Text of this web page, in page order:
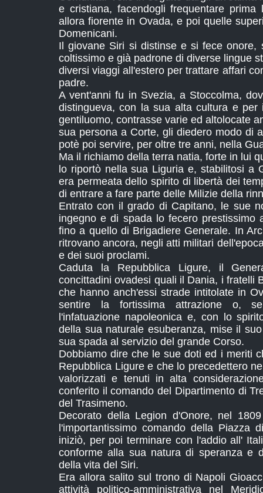
e cristiana, facendogli frequentare prima
allora fiorente in Ovada, e poi quelle
Domenicani.
Il giovane Siri si distinse e si fece onore,
coltissimo e già padrone di diverse lingue
diversi viaggi all'estero per trattare affari
padre.
A vent'anni fu in Svezia, a Stoccolma,
distingueva, con la sua alta cultura e
gentiluomo, contrasse varie ed altolocate
sua persona a Corte, gli diedero modo di
potè poi servire, per oltre tre anni, nella
Ma il richiamo della terra natia, forte in lui
lo riportò nella sua Liguria e, stabilitosi a
era permeata dello spirito di libertà dei
di entrare a fare parte delle Milizie della
Entrato con il grado di Capitano, le sue
ingegno e di spada lo fecero prestissimo
fino a quello di Brigadiere Generale. In
ritrovano ancora, negli atti militari
e dei suoi proclami.
Caduta la Repubblica Ligure, il
concittadini ovadesi quali il Dania, i fratelli
che hanno anch'essi strade intitolate in
sentire la fortissima attrazione o,
l'infatuazione napoleonica e, con lo
della sua naturale esuberanza, mise il
sua spada al servizio del grande Corso.
Dobbiamo dire che le sue doti ed i meriti
Repubblica Ligure e che lo precedettero
valorizzati e tenuti in alta
conferito il comando del Dipartimento di
del Trasimeno.
Decorato della Legion d'Onore, nel
l'importantissimo comando della
iniziò, per poi terminare con l'addio all'
conforme alla sua natura di speranza e
della vita del Siri.
Era allora salito sul trono di Napoli
attività politico-amministrativa nel